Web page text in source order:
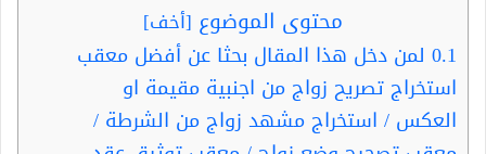
محتوى الموضوع [أخف]
0.1 لمن دخل هذا المقال بحثا عن أفضل معقب
استخراج تصريح زواج من اجنبية مقيمة او
العكس / استخراج مشهد زواج من الشرطة /